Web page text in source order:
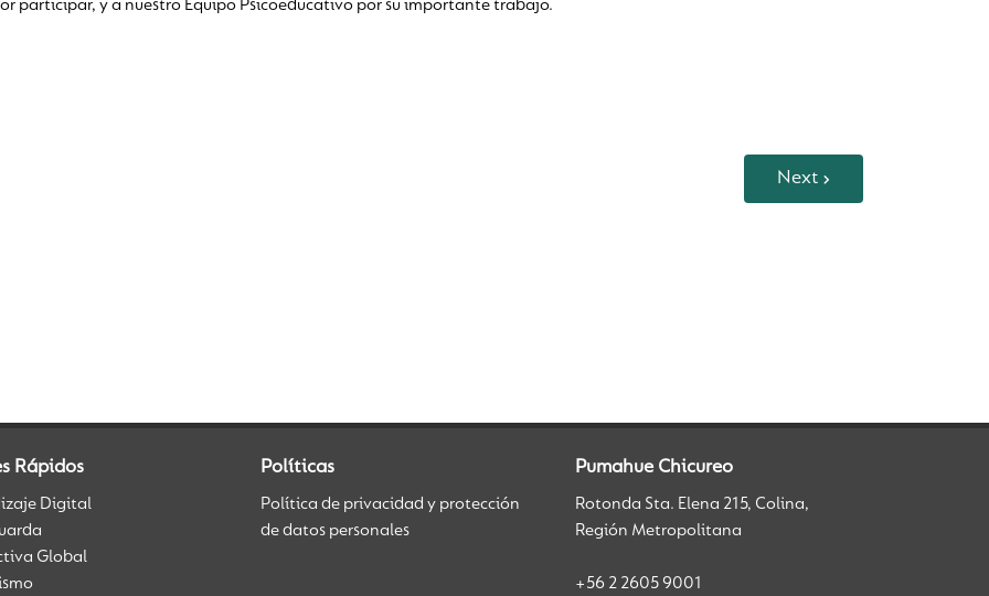
participar, y a nuestro Equipo Psicoeducativo por su importante trabajo.
Next
Rápidos
Digital
Global
Políticas
Política de privacidad y protección
de datos personales
Pumahue Chicureo
Rotonda Sta. Elena 215, Colina,
Región Metropolitana
+56 2 2605 9001